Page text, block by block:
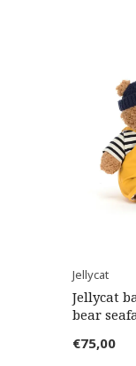
Jellycat
Jellycat
bear
€75,00